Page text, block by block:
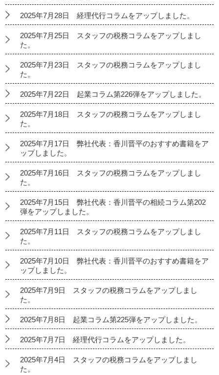
2025年7月28日 経理代行コラムをアップしました。
2025年7月25日 スタッフの税務コラムをアップしまし
た。
2025年7月23日 スタッフの税務コラムをアップしまし
た。
2025年7月22日 起業コラム第226弾をアップしました。
2025年7月18日 スタッフの税務コラムをアップしまし
た。
2025年7月17日 弊社代表：香川晋平のおすすめ書籍をア
ップしました。
2025年7月16日 スタッフの税務コラムをアップしまし
た。
2025年7月15日 弊社代表：香川晋平の相続コラム第202
弾をアップしました。
2025年7月11日 スタッフの税務コラムをアップしまし
た。
2025年7月10日 弊社代表：香川晋平のおすすめ書籍をア
ップしました。
2025年7月9日 スタッフの税務コラムをアップしまし
た。
2025年7月8日 起業コラム第225弾をアップしました。
2025年7月7日 経理代行コラムをアップしました。
2025年7月4日 スタッフの税務コラムをアップしまし
た。